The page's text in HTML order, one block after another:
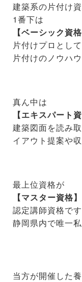
建築系の片付け
1番下は
【ベーシック資格
片付けプロとし
片付けのノウハ
真ん中は
【エキスパート資
建築図面を読み
イアウト提案や
最上位資格が
【マスター資格】
認定講師資格です
静岡県内で唯一
当方が開催した